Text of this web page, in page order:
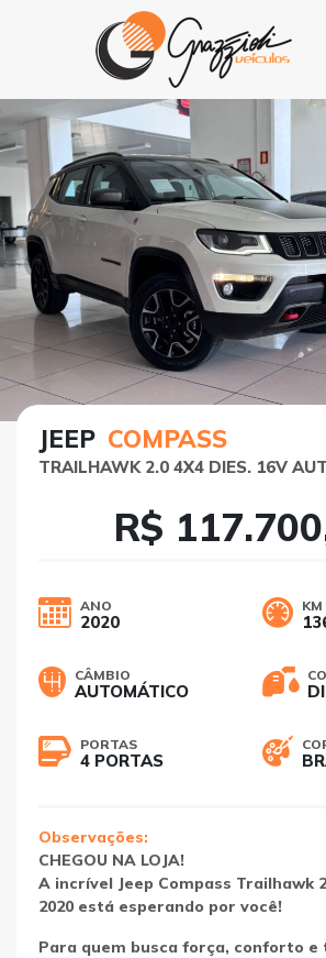
JEEP COMPASS
TRAILHAWK 2.0 4X4 DIES. 16V
R$
ANO
2020
KM
CÂMBIO
AUTOMÁTICO
PORTAS
4 PORTAS
Observações:
CHEGOU NA LOJA!
A incrível Jeep Compass Trailhawk
2020 está esperando por você!
Para quem busca força, conforto e